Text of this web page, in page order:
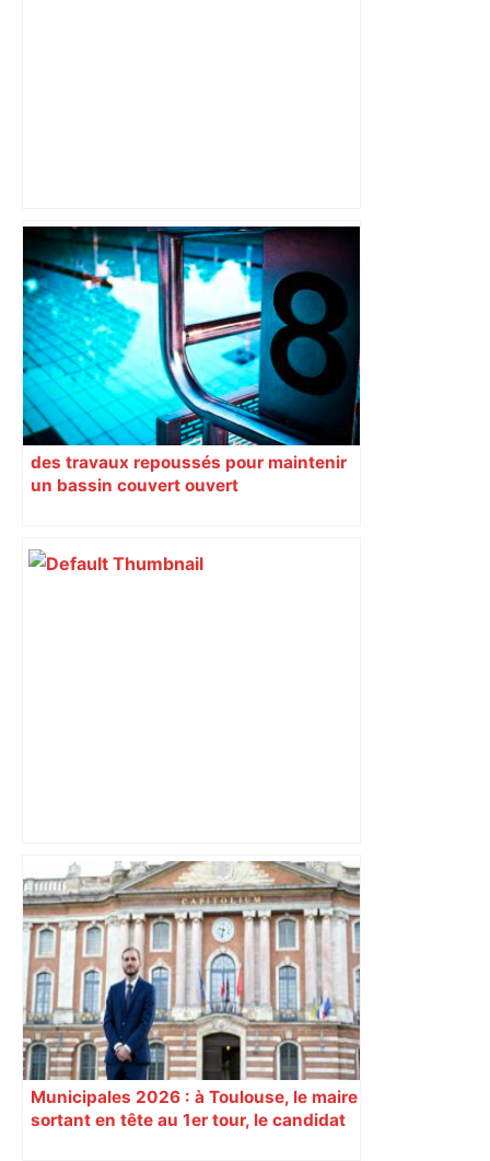
Un baume sur la plaie : l'OM a gagné à
Toulouse mais n'a pas reconquis les
coeurs – L'Équipe
des travaux repoussés pour maintenir
un bassin couvert ouvert
Trafic chargé autour de Toulouse pour
les départs du week-end de la
Pentecôte : à quelle heure faut-il
prendre la route pour éviter les
embouteillages – ladepeche.fr
Municipales 2026 : à Toulouse, le maire
sortant en tête au 1er tour, le candidat